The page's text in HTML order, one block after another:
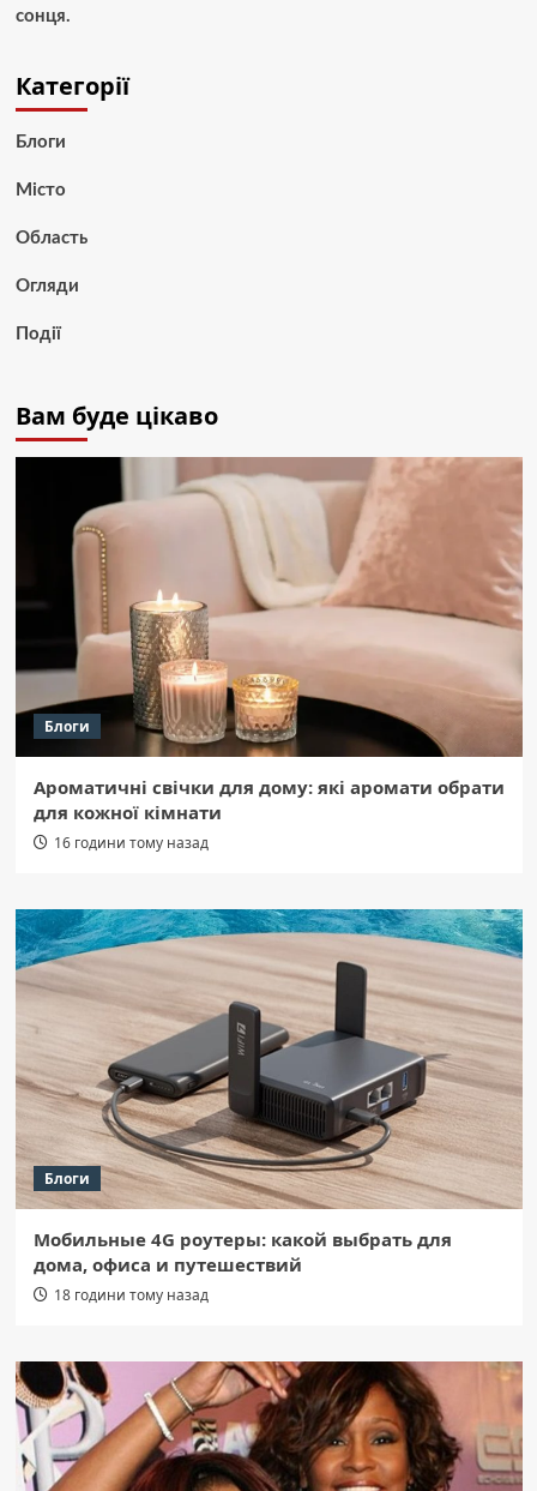
сонця.
Категорії
Блоги
Місто
Область
Огляди
Події
Вам буде цікаво
Блоги
Ароматичні свічки для дому: які аромати обрати
для кожної кімнати
16 години тому назад
Блоги
Мобильные 4G роутеры: какой выбрать для
дома, офиса и путешествий
18 години тому назад